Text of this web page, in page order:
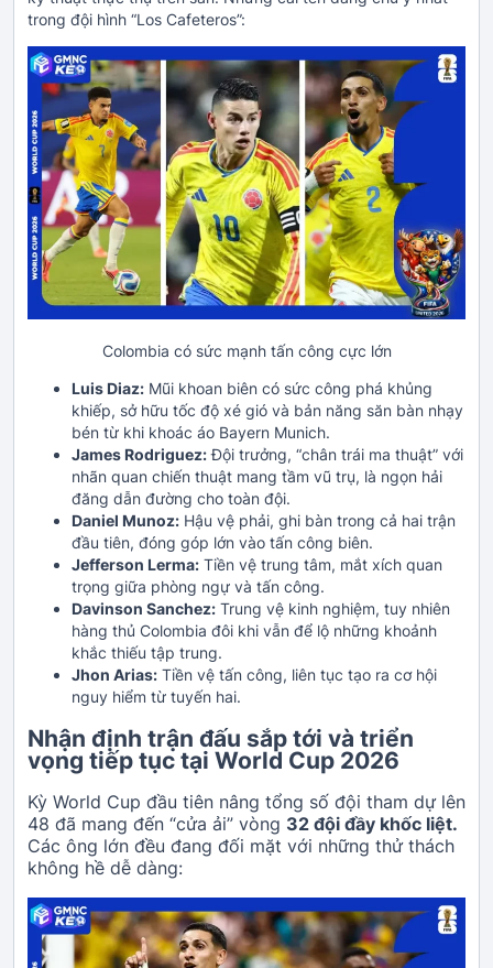
trong đội hình “Los Cafeteros”:
Colombia có sức mạnh tấn công cực lớn
Luis Diaz: Mũi khoan biên có sức công phá khủng
khiếp, sở hữu tốc độ xé gió và bản năng săn bàn nhạy
bén từ khi khoác áo Bayern Munich.
James Rodriguez:Đội trưởng, “chân trái ma thuật” với
nhãn quan chiến thuật mang tầm vũ trụ, là ngọn hải
đăng dẫn đường cho toàn đội.
Daniel Munoz: Hậu vệ phải, ghi bàn trong cả hai trận
đầu tiên, đóng góp lớn vào tấn công biên.
Jefferson Lerma: Tiền vệ trung tâm, mắt xích quan
trọng giữa phòng ngự và tấn công.
Davinson Sanchez: Trung vệ kinh nghiệm, tuy nhiên
hàng thủ Colombia đôi khi vẫn để lộ những khoảnh
khắc thiếu tập trung.
Jhon Arias: Tiền vệ tấn công, liên tục tạo ra cơ hội
nguy hiểm từ tuyến hai.
Nhận định trận đấu sắp tới và triển
vọng tiếp tục tại World Cup 2026
Kỳ World Cup đầu tiên nâng tổng số đội tham dự lên
48 đã mang đến “cửa ải” vòng 32 đội đầy khốc liệt.
Các ông lớn đều đang đối mặt với những thử thách
không hề dễ dàng: